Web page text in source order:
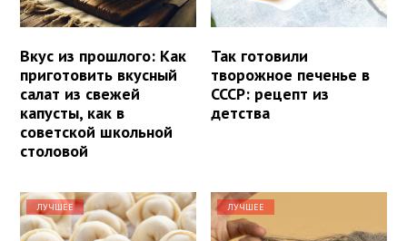
Вкус из прошлого: Как
приготовить вкусный
салат из свежей
капусты, как в
советской школьной
столовой
Так готовили
творожное печенье в
СССР: рецепт из
детства
ЛУЧШЕЕ ЛУЧШЕЕ